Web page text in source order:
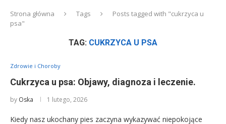
Strona główna Tags
Posts tagged with "cukrzyca u
psa"
TAG: CUKRZYCA U PSA
Zdrowie i Choroby
Cukrzyca u psa: Objawy, diagnoza i leczenie.
by Oska 1 lutego, 2026
Kiedy nasz ukochany pies zaczyna wykazywać niepokojące